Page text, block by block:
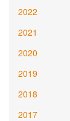
2022
2021
2020
2019
2018
2017